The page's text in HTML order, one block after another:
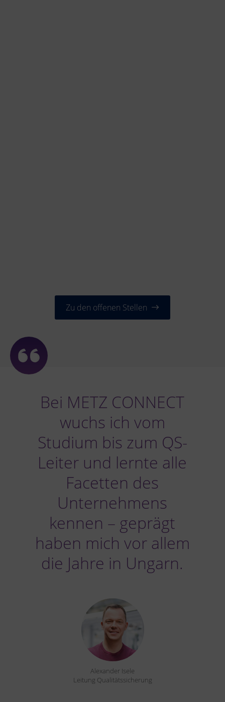
Zu den offenen Stellen
Bei METZ CONNECT
wuchs ich vom
Studium bis zum QS-
Leiter und lernte alle
Facetten des
Unternehmens
kennen – geprägt
haben mich vor allem
die Jahre in Ungarn.
Alexander Isele
Leitung Qualitätssicherung